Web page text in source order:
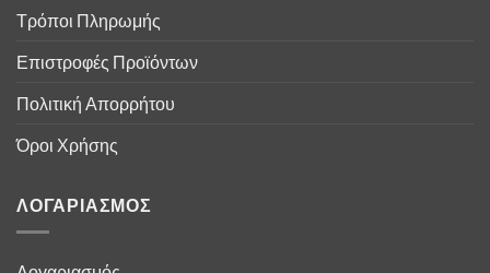
Τρόποι Πληρωμής
Επιστροφές Προϊόντων
Πολιτική Απορρήτου
Όροι Χρήσης
ΛΟΓΑΡΙΑΣΜΟΣ